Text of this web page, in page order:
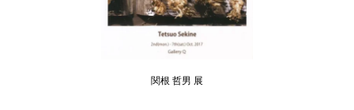
関根 哲男 展